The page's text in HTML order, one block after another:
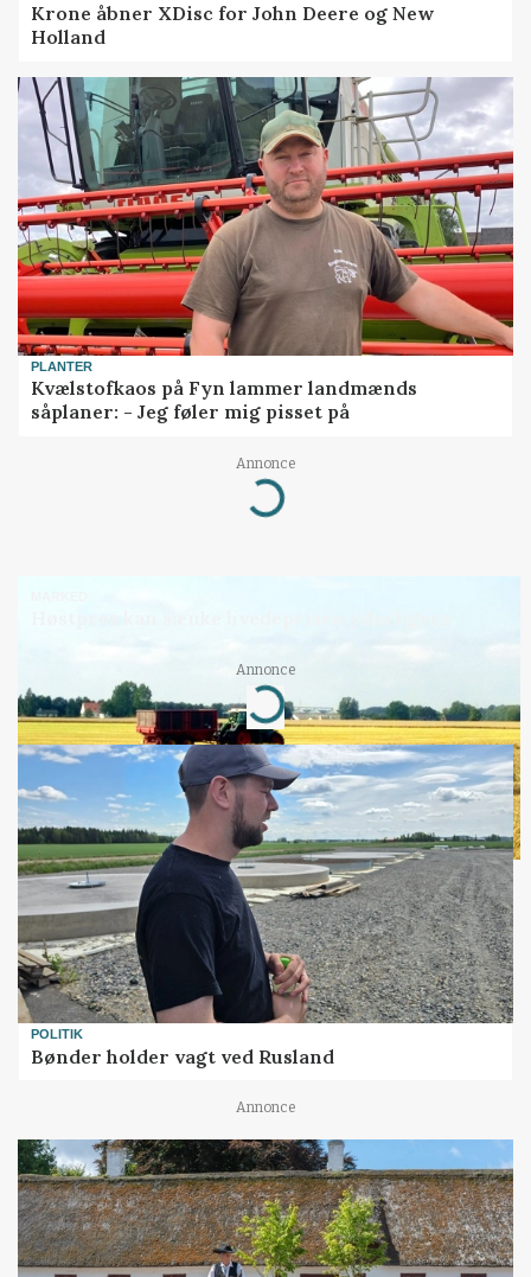
Krone åbner XDisc for John Deere og New
Holland
PLANTER
Kvælstofkaos på Fyn lammer landmænds
såplaner: - Jeg føler mig pisset på
Annonce
Loading...
Annonce
Loading...
POLITIK
Bønder holder vagt ved Rusland
Annonce